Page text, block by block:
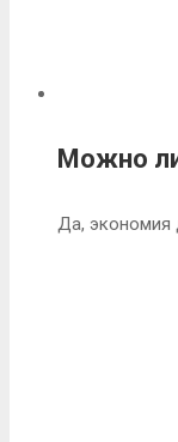
Можно
Да, экономия